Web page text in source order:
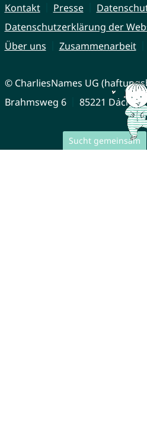
Sucht gemeinsam
Kontakt Presse
Datenschutzerklärung der
Über uns
Zusammenarbeit
© CharliesNames UG
Brahmsweg 6
85221 Dachau